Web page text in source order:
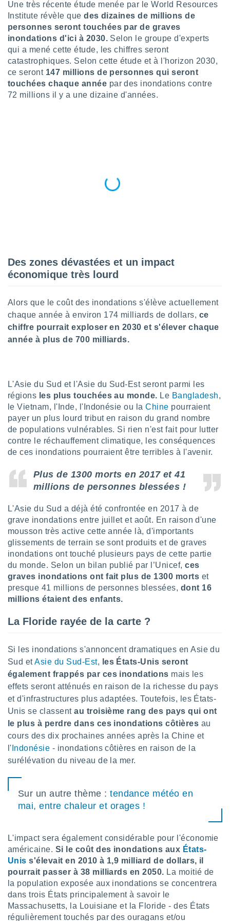
et
au
vous
de
qu'ils
ou
de
votre
au
de
les
pas
de
à
notre
cas,
que
et que
ne
vous
de la
des
notre
en
le
Une très récente étude menée par le World Resources
Institute révèle quedes dizaines de millions de
personnes seront touchées par de graves
inondations d'ici à 2030. Selon le groupe d'experts
qui a mené cette étude, les chiffres seront
catastrophiques. Selon cette étude et à l'horizon 2030,
ce seront 147 millions de personnes qui seront
touchées chaque année par des inondations contre
72 millions il y a une dizaine d'années.
Des zones dévastées et un impact
économique très lourd
Alors que le coût des inondations s'élève actuellement
chaque année à environ 174 milliards de dollars, ce
chiffre pourrait exploser en 2030 et s'élever chaque
année à plus de 700 milliards.
L'Asie du Sud et l'Asie du Sud-Est seront parmi les
régions les plus touchées au monde. Le Bangladesh,
le Vietnam, l'Inde, l'Indonésie ou laChine pourraient
payer un plus lourd tribut en raison du grand nombre
de populations vulnérables. Si rien n'est fait pour lutter
contre le réchauffement climatique, les conséquences
de ces inondations pourraient être terribles à l'avenir.
Plus de 1300 morts en 2017 et 41
millions de personnes blessées !
L'Asie du Sud a déjà été confrontée en 2017 à de
grave inondations entre juillet et août. En raison d'une
mousson très active cette année là, d'importants
glissements de terrain se sont produits et de graves
inondations ont touché plusieurs pays de cette partie
du monde. Selon un bilan publié par l’Unicef,ces
graves inondations ont fait plus de 1300 morts et
presque 41 millions de personnes blessées, dont 16
millions étaient des enfants.
La Floride rayée de la carte ?
Si les inondations s'annoncent dramatiques en Asie du
Sud etAsie du Sud-Est, les États-Unis seront
également frappés par ces inondations mais les
effets seront atténués en raison de la richesse du pays
et d'infrastructures plus adaptées. Toutefois, les États-
Unis se classentau troisième rang des pays qui ont
le plus à perdre dans ces inondations côtières au
cours des dix prochaines années après la Chine et
l' Indonésie - inondations côtières en raison de la
surélévation du niveau de la mer.
Sur un autre thème :tendance météo en
mai, entre chaleur et orages !
L'impact sera également considérable pour l'économie
américaine. Si le coût des inondations aux États-
Unis s'élevait en 2010 à 1,9 milliard de dollars, il
pourrait passer à 38 milliards en 2050. La moitié de
la population exposée aux inondations se concentrera
dans trois États principalement à savoir le
Massachusetts, la Louisiane et la Floride - des États
régulièrement touchés par des ouragans et/ou